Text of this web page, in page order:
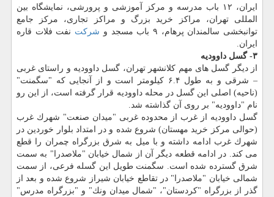
ایران، ۱۲ باب مدرسه و مركز آموزشی و پرورشی، نمایشگاه بین
المللی تهران، مراكز خرید بزرگ و مراكز تجاری، مركز جامع
توانبخشی سالمندان پرهام، ۹ باب مسجد و
شركت نفت فلات قاره
ایران.
۳- گسل داوودیه
از دیگر گسل های مهم كلانشهر تهران، گسل داوودیه و راستای غربی
– شرقی و به طول ۶.۴ كیلومتر است و از آنجایی كه "سگمنت"
(ناحیه) اصلی این گسل در محله داوودیه قرار گرفته است، از این رو
نام "داوودیه" بر روی آن گذاشته شد.
گسل داوودیه از غرب از محدوده غربی "میدان صنعت" شهرك غرب
(حوالی مركز خرید مهستان) شروع شده و در امتداد بلوار خوردین در
شهرك غرب ادامه داشته و با میل به شرق بزرگراه چمران را قطع
می كند. در ادامه قطعه دیگر آن از شمال خیابان "ملاصدرا" به سمت
شرق گسترده شده است. سگمنت طویل این گسله فرعی، از سمت
شمالی خیابان "ملاصدرا" در تقاطع خیابان شیراز شروع شده و بعد از
گذر از بزرگراه "كردستان"، "شمال میدان ونك" و "بزرگراه مدرس"